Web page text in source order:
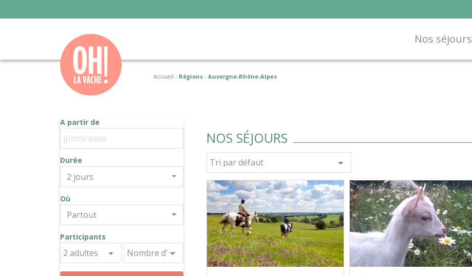
Nos séjours
Accueil - Régions - Auvergne-Rhône-Alpes
A partir de
Durée
2 jours
Où
Partout
Participants
NOS SÉJOURS